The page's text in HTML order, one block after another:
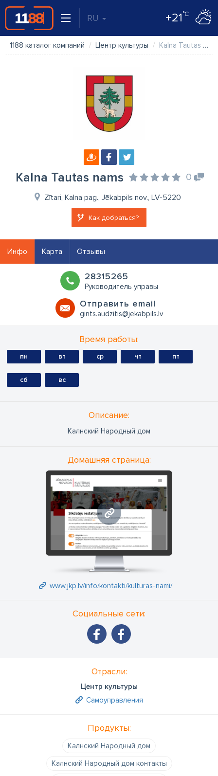
RU +21°C
1188 каталог компаний Центр культуры Kalna Tautas nams
Kalna Tautas nams 0
Zītari, Kalna pag., Jēkabpils nov., LV-5220
Как добраться?
Инфо Карта Отзывы
28315265
Руководитель управы
Oтправить email
gints.audzitis@jekabpils.lv
Время работы:
пн вт ср чт пт
сб вс
Oписание:
Калнский Народный дом
Домашняя страница:
www.jkp.lv
www.jkp.lv/info/kontakti/kulturas-nami/
Социальные сети:
Отрасли:
Центр культуры
Самоуправления
Продукты:
Калнский Народный дом
Калнский Народный дом контакты